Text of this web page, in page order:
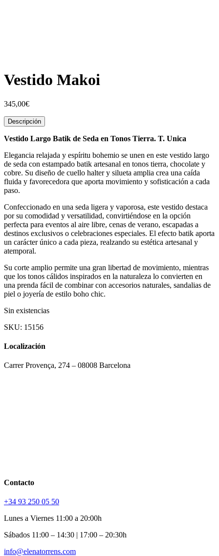
Vestido Makoi
345,00€
Descripción
Vestido Largo Batik de Seda en Tonos Tierra. T. Unica
Elegancia relajada y espíritu bohemio se unen en este vestido largo
de seda con estampado batik artesanal en tonos tierra, chocolate y
cobre. Su diseño de cuello halter y silueta amplia crea una caída
fluida y favorecedora que aporta movimiento y sofisticación a cada
paso.
Confeccionado en una seda ligera y vaporosa, este vestido destaca
por su comodidad y versatilidad, convirtiéndose en la opción
perfecta para eventos al aire libre, cenas de verano, escapadas a
destinos exclusivos o celebraciones especiales. El efecto batik aporta
un carácter único a cada pieza, realzando su estética artesanal y
atemporal.
Su corte amplio permite una gran libertad de movimiento, mientras
que los tonos cálidos inspirados en la naturaleza lo convierten en
una prenda fácil de combinar con accesorios naturales, sandalias de
piel o joyería de estilo boho chic.
Sin existencias
SKU: 15156
Localización
Carrer Provença, 274 – 08008 Barcelona
Contacto
+34 93 250 05 50
Lunes a Viernes 11:00 a 20:00h
Sábados 11:00 – 14:30 | 17:00 – 20:30h
info@elenatorrens.com